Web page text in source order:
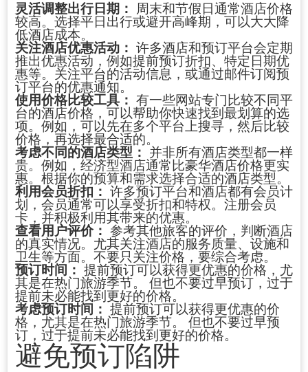
灵活调整出行日期：
周末和节假日通常酒店价格
较高。选择平日出行或避开高峰期，可以大大降
低酒店成本。
关注酒店优惠活动： 许多酒店和预订平台会定期
推出优惠活动，例如提前预订折扣、特定日期优
惠等。关注平台的活动信息，或通过邮件订阅预
订平台的优惠通知。
使用价格比较工具： 有一些网站专门比较不同平
台的酒店价格，可以帮助你快速找到最划算的选
项。例如，可以先在多个平台上搜寻，然后比较
价格，再选择最合适的。
考虑不同的酒店类型： 并非所有酒店类型都一样
贵。例如，经济型酒店通常比豪华酒店价格更实
惠。根据你的预算和需求选择合适的酒店类型。
利用会员折扣： 许多预订平台和酒店都有会员计
划，会员通常可以享受折扣和特权。注册会员
卡，并积极利用其带来的优惠。
查看用户评价： 参考其他旅客的评价，判断酒店
的真实情况。尤其关注酒店的服务质量、设施和
卫生等方面。不要只关注价格，要综合考虑。
预订时间： 提前预订可以获得更优惠的价格，尤
其是在热门旅游季节。 但也不要过早预订，过于
提前未必能找到更好的价格。
考虑预订时间： 提前预订可以获得更优惠的价
格，尤其是在热门旅游季节。 但也不要过早预
订，过于提前未必能找到更好的价格。
避免预订陷阱